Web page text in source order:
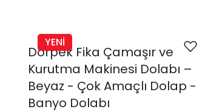
YENİ
Dorpek Fika Çamaşır ve
Kurutma Makinesi Dolabı –
Beyaz - Çok Amaçlı Dolap -
Banyo Dolabı